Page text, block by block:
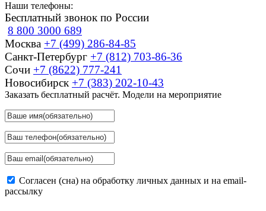
Наши телефоны:
Бесплатный звонок по России
8 800 3000 689
Москва +7 (499) 286-84-85
Санкт-Петербург +7 (812) 703-86-36
Сочи +7 (8622) 777-241
Новосибирск +7 (383) 202-10-43
Заказать бесплатный расчёт. Модели на мероприятие
Согласен (сна) на обработку личных данных и на email-
рассылку